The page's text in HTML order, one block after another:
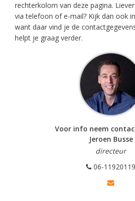
rechterkolom van deze pagina.
via telefoon of e-mail? Kijk dan ook
want daar vind je de
helpt je graag verder.
Voor info neem
Jeroen Busse
directeur
06-11920119